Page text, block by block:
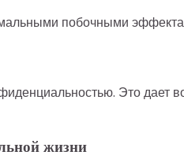
побочными
Это дает
жизни